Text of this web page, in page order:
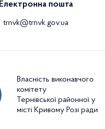
Електронна пошта
trnvk@trnvk.gov.ua
Власність виконавчого
комітету
Тернівської районної у
місті Кривому Розі ради